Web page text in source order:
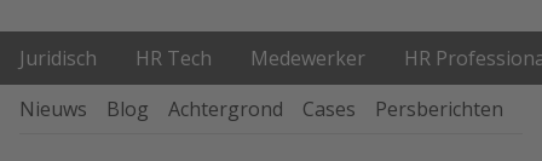
Juridisch HR Tech Medewerker
HR
Nieuws
Blog Achtergrond Cases Persberichten